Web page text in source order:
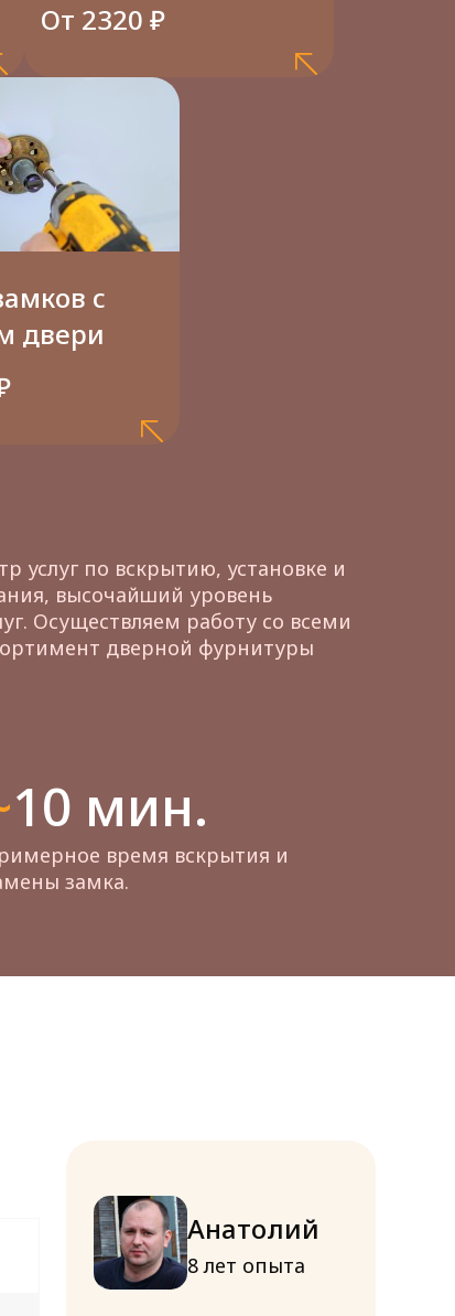
От 2320 ₽
с
двери
услуг по вскрытию, установке и
высочайший уровень
Осуществляем работу со всеми
дверной фурнитуры
~10 мин.
время вскрытия и
замка.
Анатолий
8 лет опыта